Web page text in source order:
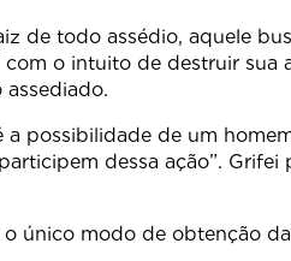
de todo assédio, aquele
o intuito de destruir
possibilidade de um
dessa ação”.
único modo de obtenção